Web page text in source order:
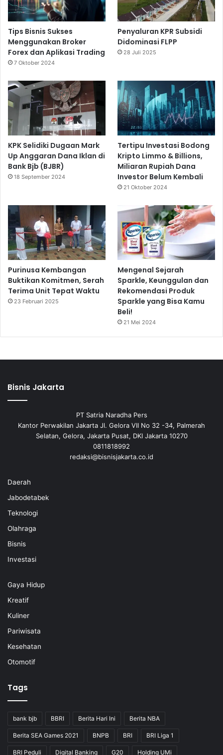
Tips Bisnis Sukses
Menggunakan Broker
Forex dan Aplikasi Trading
7 Oktober 2024
Penyaluran KPR Subsidi
Didominasi FLPP
28 Juli 2025
KPK Selidiki Dugaan Mark
Up Anggaran Dana Iklan di
Bank Bjb (BJBR)
18 September 2024
Tertipu Investasi Bodong
Kripto Limmo & Billions,
Miliaran Rupiah Dana
Investor Belum Kembali
21 Oktober 2024
Purinusa Kembangan
Buktikan Komitmen, Serah
Terima Unit Tepat Waktu
23 Februari 2025
Mengenal Sejarah
Sparkle, Keunggulan dan
Rekomendasi Produk
Sparkle yang Bisa Kamu
Beli!
21 Mei 2024
Bisnis Jakarta
PT Satria Naradha Pers
Kantor Perwakilan Jakarta Jl. Gelora VII No 32 -34, Palmerah
Selatan, Gelora, Jakarta Pusat, DKI Jakarta 10270
0811818992
redaksi@bisnisjakarta.co.id
Daerah
Jabodetabek
Teknologi
Olahraga
Bisnis
Investasi
Gaya Hidup
Kreatif
Kuliner
Pariwisata
Kesehatan
Otomotif
Tags
bank bjb BBRI Berita Hari Ini Berita NBA
Berita SEA Games 2021 BNPB BRI BRI Liga 1
BRI Peduli Digital Banking G20 Holding UMi